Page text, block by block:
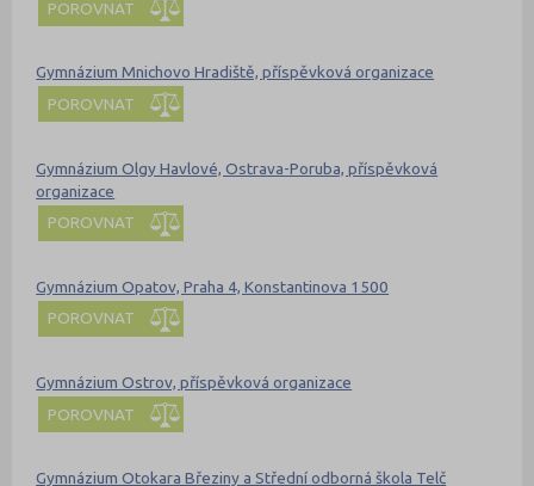
POROVNAT
Gymnázium Mnichovo Hradiště, příspěvková organizace
POROVNAT
Gymnázium Olgy Havlové, Ostrava-Poruba, příspěvková
organizace
POROVNAT
Gymnázium Opatov, Praha 4, Konstantinova 1500
POROVNAT
Gymnázium Ostrov, příspěvková organizace
POROVNAT
Gymnázium Otokara Březiny a Střední odborná škola Telč